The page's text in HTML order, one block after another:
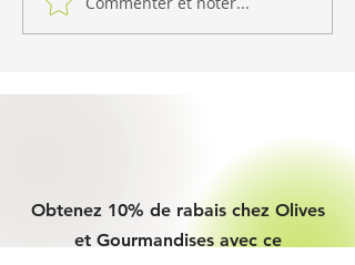
Potage à la patate douce et
aux carottes
Obtenez 10% de rabais chez Olives
et Gourmandises avec ce